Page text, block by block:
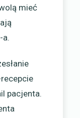
mieć
a.
pacjenta.